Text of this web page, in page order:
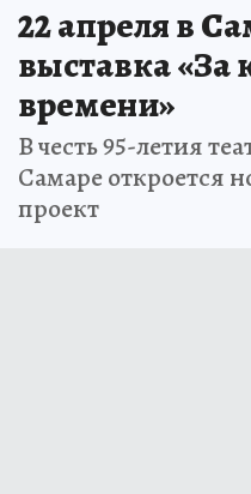
22 апреля в
выставка «За
времени»
В честь 95-летия
Самаре откроется
проект